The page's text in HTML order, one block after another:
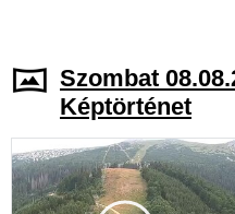
Szombat
Képtörténet